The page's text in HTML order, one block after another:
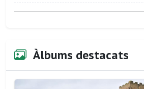
Àlbums destacats